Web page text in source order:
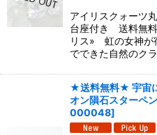
アイリスクォー
台座付き 送料無
リス» 虹の女神が
でできた自然のク
★送料無料★ 宇宙
オン隕石スターペ
000048]